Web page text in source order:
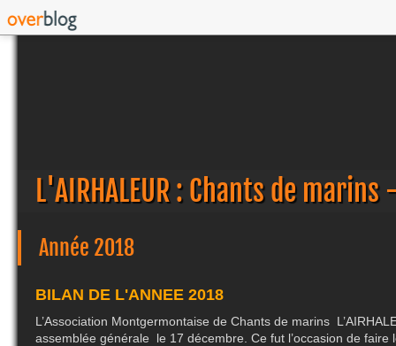
L'AIRHALEUR : Chants de
Année 2018
BILAN DE L'ANNEE 2018
L’Association Montgermontaise de Chants de marins
assemblée générale le 17 décembre. Ce fut l’occasion de faire